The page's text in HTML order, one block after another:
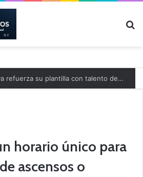
El Cuenca Deportiva refuerza su plantilla con talento de la comarca
horario único para
ascensos o